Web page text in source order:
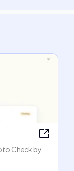
Check by